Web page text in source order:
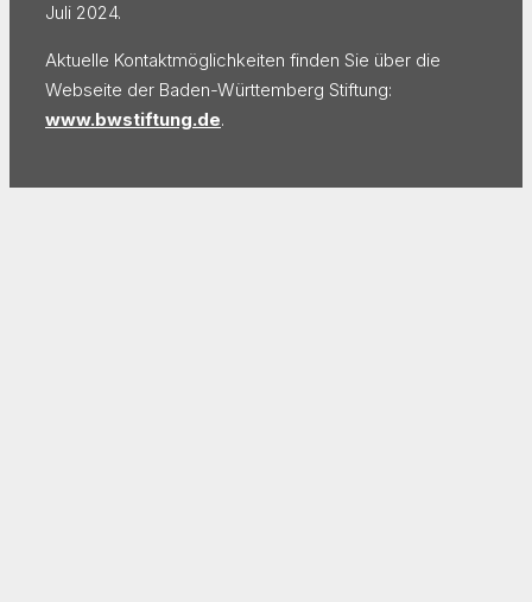
Juli 2024.
Aktuelle Kontaktmöglichkeiten finden Sie über die
Webseite der Baden-Württemberg Stiftung:
www.bwstiftung.de.